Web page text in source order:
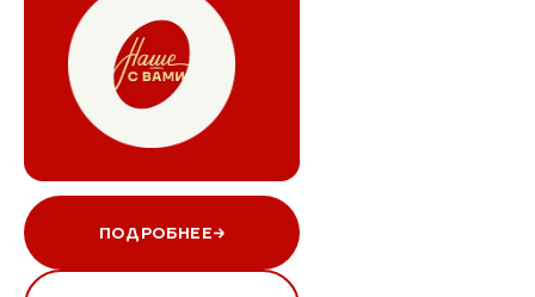
ПОДРОБНЕЕ